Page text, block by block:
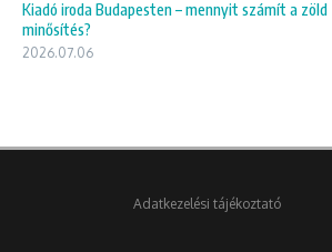
Kiadó iroda Budapesten – mennyit számít a zöld
minősítés?
2026.07.06
Adatkezelési tájékoztató